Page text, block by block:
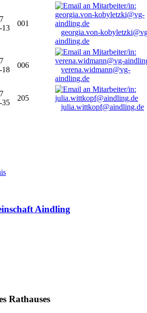
13
001
georgia.von-
aindling.de
18
006
verena.widmann@vg-
aindling.de
35
205
julia.wittkopf@aindling.de
Aindling
Rathauses